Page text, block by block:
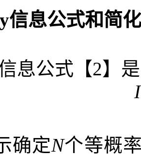
信息公式和简
息公式【2】是
I
确定N个等概